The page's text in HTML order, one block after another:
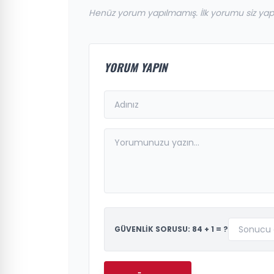
Henüz yorum yapılmamış. İlk yorumu siz
YORUM YAPIN
GÜVENLİK SORUSU: 84 + 1 = ?